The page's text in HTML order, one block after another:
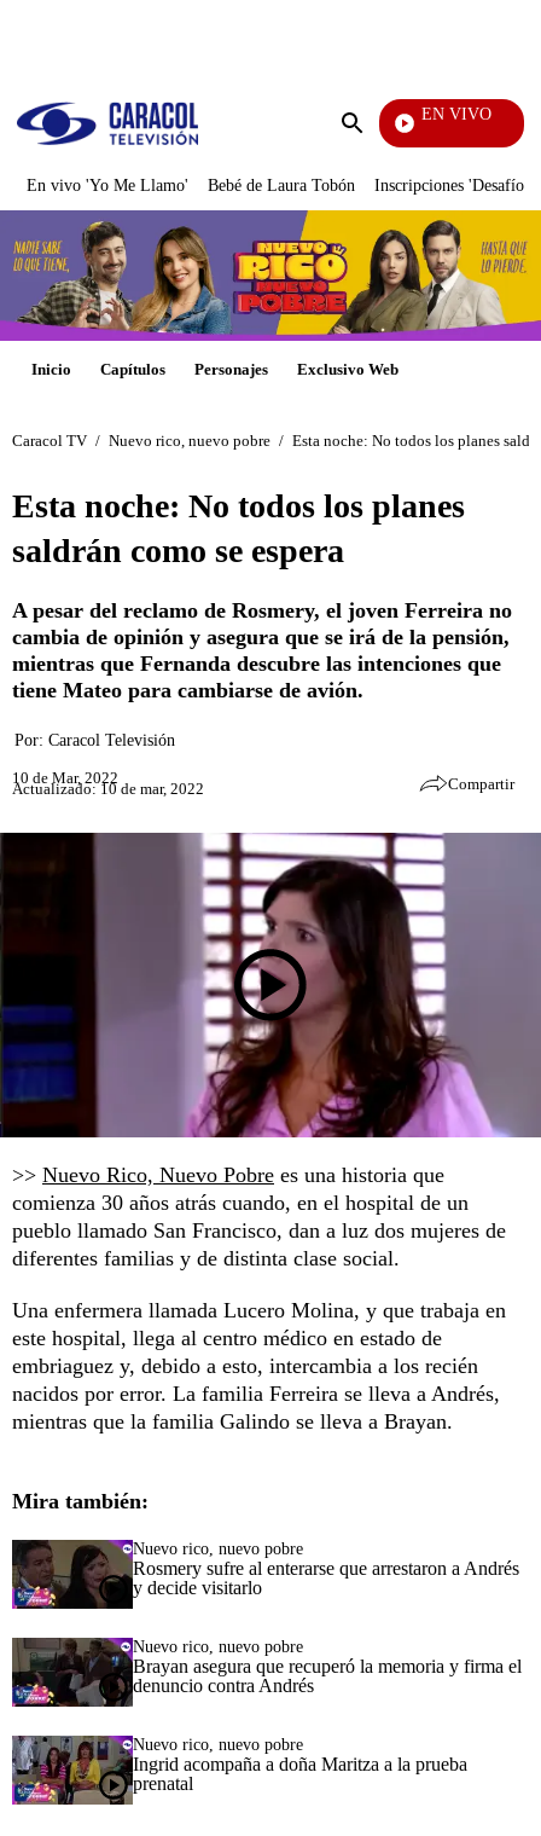
Enviar
EN VIVO
Pura Diversión
En vivo 'Yo Me Llamo' Bebé de Laura Tobón Inscripciones 'Desafío'
Inicio Capítulos Personajes Exclusivo Web
Caracol TV / Nuevo rico, nuevo pobre / Esta noche: No todos los planes
Esta noche: No todos los planes
saldrán como se espera
A pesar del reclamo de Rosmery, el joven Ferreira no
cambia de opinión y asegura que se irá de la pensión,
mientras que Fernanda descubre las intenciones que
tiene Mateo para cambiarse de avión.
Por: Caracol Televisión
10 de Mar, 2022
Actualizado: 10 de mar, 2022 Compartir
>> Nuevo Rico, Nuevo Pobre es una historia que
comienza 30 años atrás cuando, en el hospital de un
pueblo llamado San Francisco, dan a luz dos mujeres de
diferentes familias y de distinta clase social.
Una enfermera llamada Lucero Molina, y que trabaja en
este hospital, llega al centro médico en estado de
embriaguez y, debido a esto, intercambia a los recién
nacidos por error. La familia Ferreira se lleva a Andrés,
mientras que la familia Galindo se lleva a Brayan.
Mira también:
Nuevo rico, nuevo pobre
Rosmery sufre al enterarse que arrestaron a Andrés
y decide visitarlo
Nuevo rico, nuevo pobre
Brayan asegura que recuperó la memoria y firma el
denuncio contra Andrés
Nuevo rico, nuevo pobre
Ingrid acompaña a doña Maritza a la prueba
prenatal